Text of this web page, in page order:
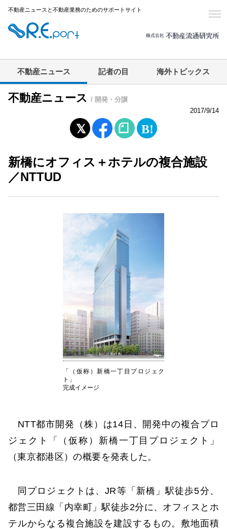
不動産ニュースと不動産業務のためのサポートサイト
不動産ニュース 記者の目 海外トピックス
不動産ニュース / 開発・分譲
2017/9/14
新橋にオフィス＋ホテルの複合施設
／NTTUD
「（仮称）新橋一丁目プロジェク
ト」
完成イメージ
NTT都市開発（株）は14日、開発中の複合プロ
ジェクト「（仮称）新橋一丁目プロジェクト」
（東京都港区）の概要を発表した。
同プロジェクトは、JR等「新橋」駅徒歩5分、
都営三田線「内幸町」駅徒歩2分に、オフィスとホ
テルからなる複合施設を建設するもの。敷地面積